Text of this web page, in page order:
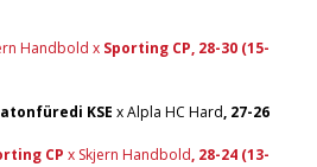
Handbold x Sporting CP, 28-30 (15-
KSE x Alpla HC Hard, 27-26
CP x Skjern Handbold, 28-24 (13-